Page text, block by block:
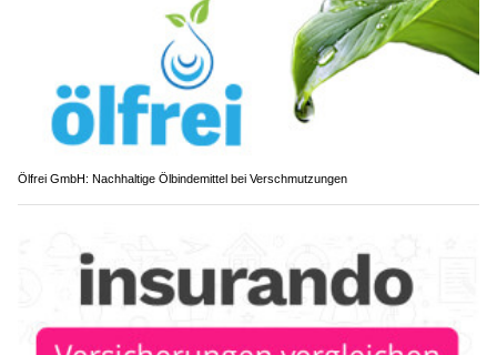
Ölfrei GmbH: Nachhaltige Ölbindemittel bei Verschmutzungen